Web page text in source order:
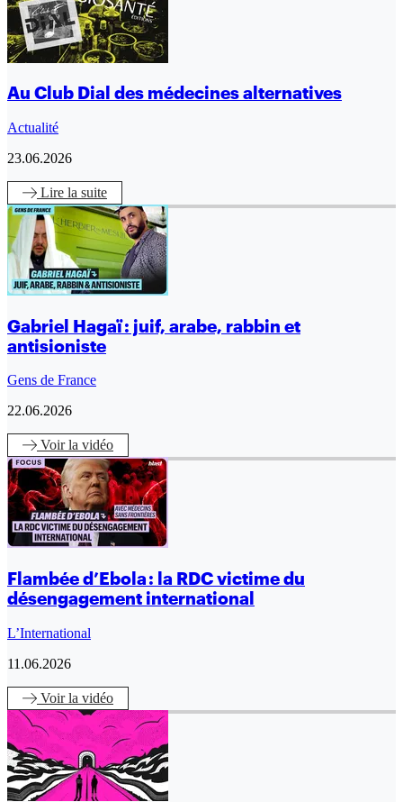
Au Club Dial des médecines alternatives
Actualité
23.06.2026
Lire la suite
Gabriel Hagaï : juif, arabe, rabbin et
antisioniste
Gens de France
22.06.2026
Voirla vidéo
Flambée d’Ebola : la RDC victime du
désengagement international
L’International
11.06.2026
Voirla vidéo